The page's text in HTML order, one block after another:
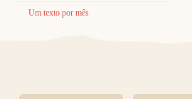
Um texto por mês